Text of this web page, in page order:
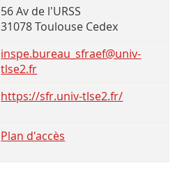
56 Av de l'URSS
31078 Toulouse Cedex
inspe.bureau_sfraef@univ-
tlse2.fr
https://sfr.univ-tlse2.fr/
Plan d'accès